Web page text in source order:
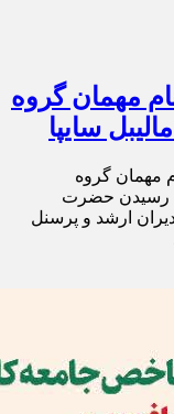
مهمان گروه
سایپا
مهمان گروه
رسیدن حضرت
ارشد و پرسنل